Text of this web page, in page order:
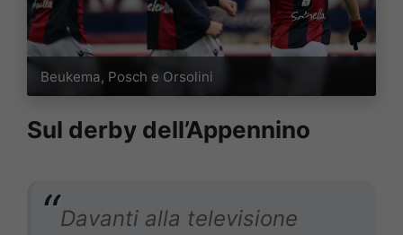
Beukema, Posch e Orsolini
Sul derby dell’Appennino
Davanti alla televisione